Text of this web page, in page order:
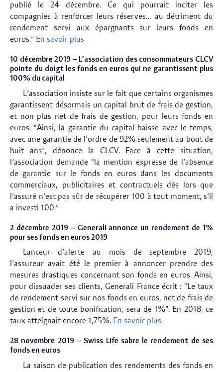
publié le 24 décembre. Ce qui pourrait inciter les
compagnies à renforcer leurs réserves… au détriment du
rendement servi aux épargnants sur leurs fonds en
euros.” En savoir plus
10 décembre 2019 – L’association des consommateurs CLCV
pointe du doigt les fonds en euros qui ne garantissent plus
100% du capital
L’association insiste sur le fait que certains organismes
garantissent désormais un capital brut de frais de gestion,
et non plus net de frais de gestion, pour leurs fonds en
euros. “Ainsi, la garantie du capital baisse avec le temps,
avec une garantie de l’ordre de 92% seulement au bout de
huit ans”, dénonce la CLCV. Face à cette situation,
l’association demande “la mention expresse de l’absence
de garantie sur le fonds en euros dans les documents
commerciaux, publicitaires et contractuels dès lors que
l’assuré n’est pas sûr de récupérer 100 à tout moment, s’il
a investi 100.”
2 décembre 2019 – Generali annonce un rendement de 1%
pour ses fonds en euros 2019
Lanceur d’alerte au mois de septembre 2019,
l’assureur avait été le premier à annoncer prendre des
mesures drastiques concernant son fonds en euros. Ainsi,
pour dissuader ses clients, Generali France écrit : “Le taux
de rendement servi sur nos fonds en euros, net de frais de
gestion et de toute bonification, sera de 1%”. En 2018, ce
taux atteignait encore 1,75%. En savoir plus
28 novembre 2019 – Swiss Life sabre le rendement de ses
fonds en euros
La saison de publication des rendements des fonds en